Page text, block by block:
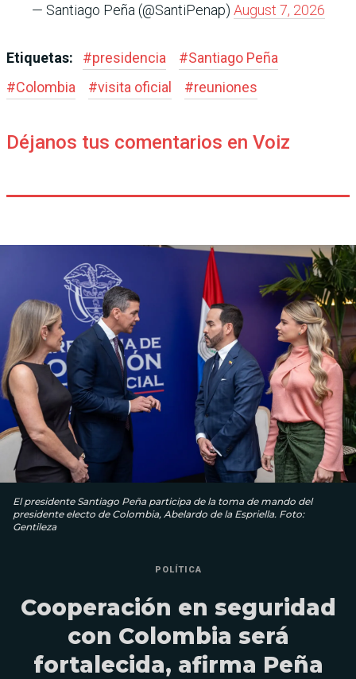
— Santiago Peña (@SantiPenap) August 7, 2026
Etiquetas: #presidencia #Santiago Peña
#Colombia #visita oficial #reuniones
Déjanos tus comentarios en Voiz
El presidente Santiago Peña participa de la toma de mando del
presidente electo de Colombia, Abelardo de la Espriella. Foto:
Gentileza
POLÍTICA
Cooperación en seguridad
con Colombia será
fortalecida, afirma Peña